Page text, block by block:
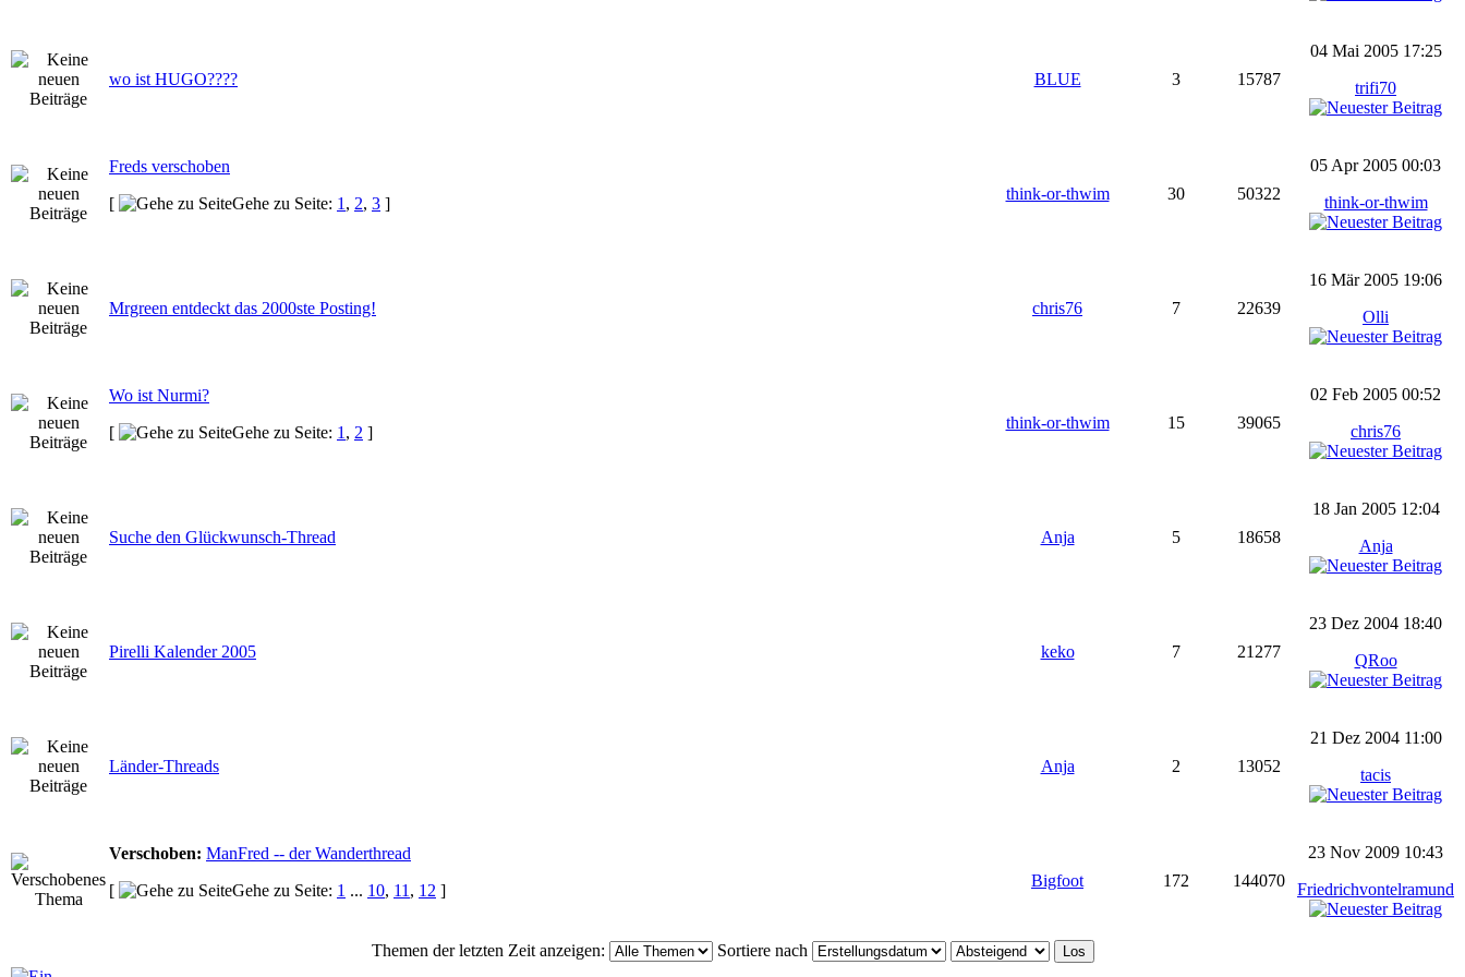
wo ist HUGO???? BLUE 3 15787
04 Mai 2005 17:25
trifi70
Freds verschoben
[
Gehe zu Seite: 1 , 2, 3 ]
think-or-thwim 30 50322
05 Apr 2005 00:03
think-or-thwim
Mrgreen entdeckt das 2000ste Posting! chris76 7 22639
16 Mär 2005 19:06
Olli
Wo ist Nurmi?
[
Gehe zu Seite: 1 , 2 ]
think-or-thwim 15 39065
02 Feb 2005 00:52
chris76
Suche den Glückwunsch-Thread Anja 5 18658
18 Jan 2005 12:04
Anja
Pirelli Kalender 2005 keko 7 21277
23 Dez 2004 18:40
QRoo
Länder-Threads Anja 2 13052
21 Dez 2004 11:00
tacis
Verschoben: ManFred -- der Wanderthread
[
Gehe zu Seite: 1 ... 10, 11 , 12 ]
Bigfoot 172 144070
23 Nov 2009 10:43
Friedrichvontelramund
Themen der letzten Zeit anzeigen: Sortiere nach